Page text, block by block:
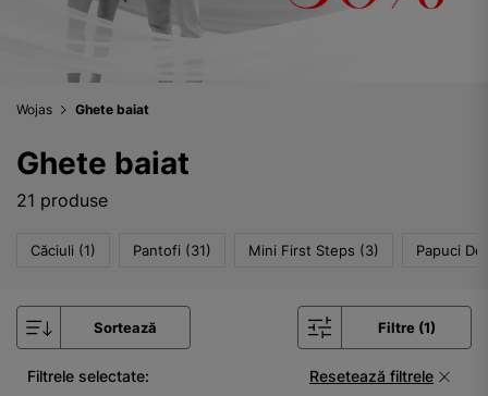
Wojas Ghete baiat
Ghete baiat
21 produse
Căciuli (1) Pantofi (31) Mini First Steps (3) Papuci
Sortează Filtre (1)
Filtrele selectate: Resetează filtrele